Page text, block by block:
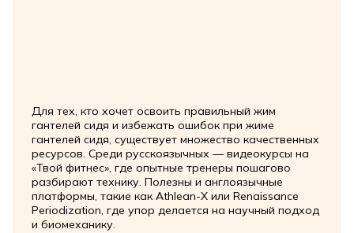
Для тех, кто хочет освоить правильный жим
гантелей сидя и избежать ошибок при жиме
гантелей сидя, существует множество качественных
ресурсов. Среди русскоязычных — видеокурсы на
«Твой фитнес», где опытные тренеры пошагово
разбирают технику. Полезны и англоязычные
платформы, такие как Athlean-X или Renaissance
Periodization, где упор делается на научный подход
и биомеханику.